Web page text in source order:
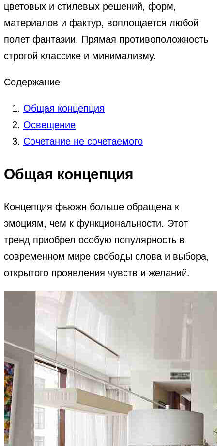
цветовых и стилевых решений, форм,
материалов и фактур, воплощается любой
полет фантазии. Прямая противоположность
строгой классике и минимализму.
Содержание
Общая концепция
Освещение
Сочетание не сочетаемого
Общая концепция
Концепция фьюжн больше обращена к
эмоциям, чем к функциональности. Этот
тренд приобрел особую популярность в
современном мире свободы слова и выбора,
открытого проявления чувств и желаний.